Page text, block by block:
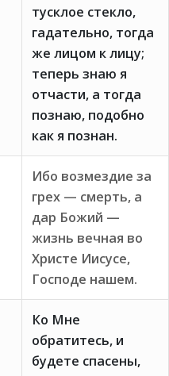
тусклое стекло,
гадательно, тогда
же лицом к лицу;
теперь знаю я
отчасти, а тогда
познаю, подобно
как я познан.
Ибо возмездие за
грех — смерть, а
дар Божий —
жизнь вечная во
Христе Иисусе,
Господе нашем.
Ко Мне
обратитесь, и
будете спасены,